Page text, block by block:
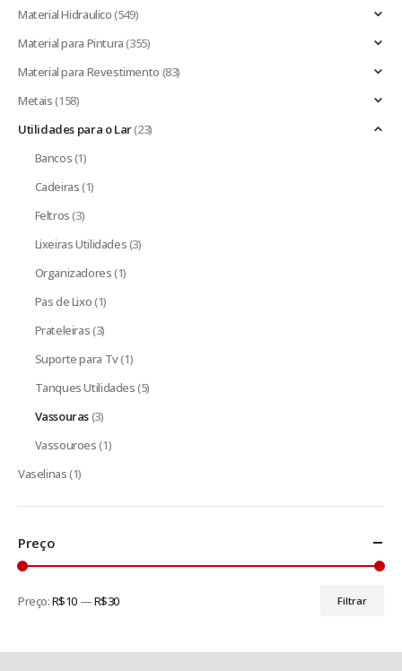
Material Hidraulico(549)
Material para Pintura(355)
Material para Revestimento (83)
Metais(158)
Utilidades para o Lar(23)
Bancos(1)
Cadeiras(1)
Feltros(3)
Lixeiras Utilidades(3)
Organizadores(1)
Pas de Lixo(1)
Prateleiras(3)
Suporte para Tv(1)
Tanques Utilidades(5)
Vassouras(3)
Vassouroes(1)
Vaselinas(1)
Preço
Filtrar
Preço:R$10 —R$30